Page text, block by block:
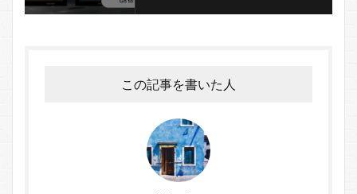
この記事を書いた人